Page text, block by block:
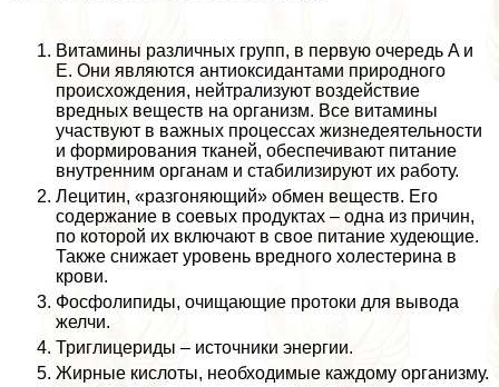
Витамины различных групп, в первую очередь A и
E. Они являются антиоксидантами природного
происхождения, нейтрализуют воздействие
вредных веществ на организм. Все витамины
участвуют в важных процессах жизнедеятельности
и формирования тканей, обеспечивают питание
внутренним органам и стабилизируют их работу.
Лецитин, «разгоняющий» обмен веществ. Его
содержание в соевых продуктах – одна из причин,
по которой их включают в свое питание худеющие.
Также снижает уровень вредного холестерина в
крови.
Фосфолипиды, очищающие протоки для вывода
желчи.
Триглицериды – источники энергии.
Жирные кислоты, необходимые каждому организму.